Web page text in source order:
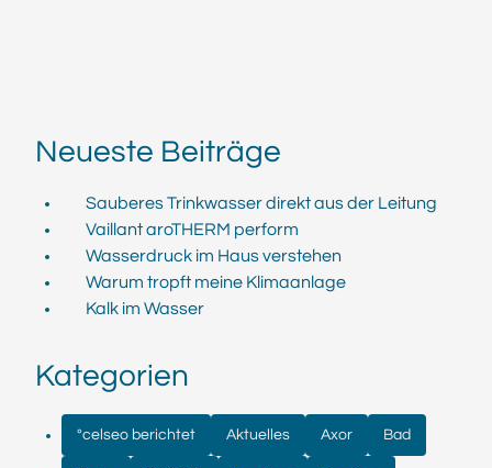
Neueste Beiträge
Sauberes Trinkwasser direkt aus der Leitung
Vaillant aroTHERM perform
Wasserdruck im Haus verstehen
Warum tropft meine Klimaanlage
Kalk im Wasser
Kategorien
°celseo berichtet Aktuelles Axor Bad